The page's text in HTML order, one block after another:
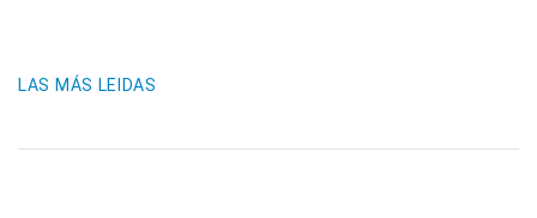
LAS MÁS LEIDAS